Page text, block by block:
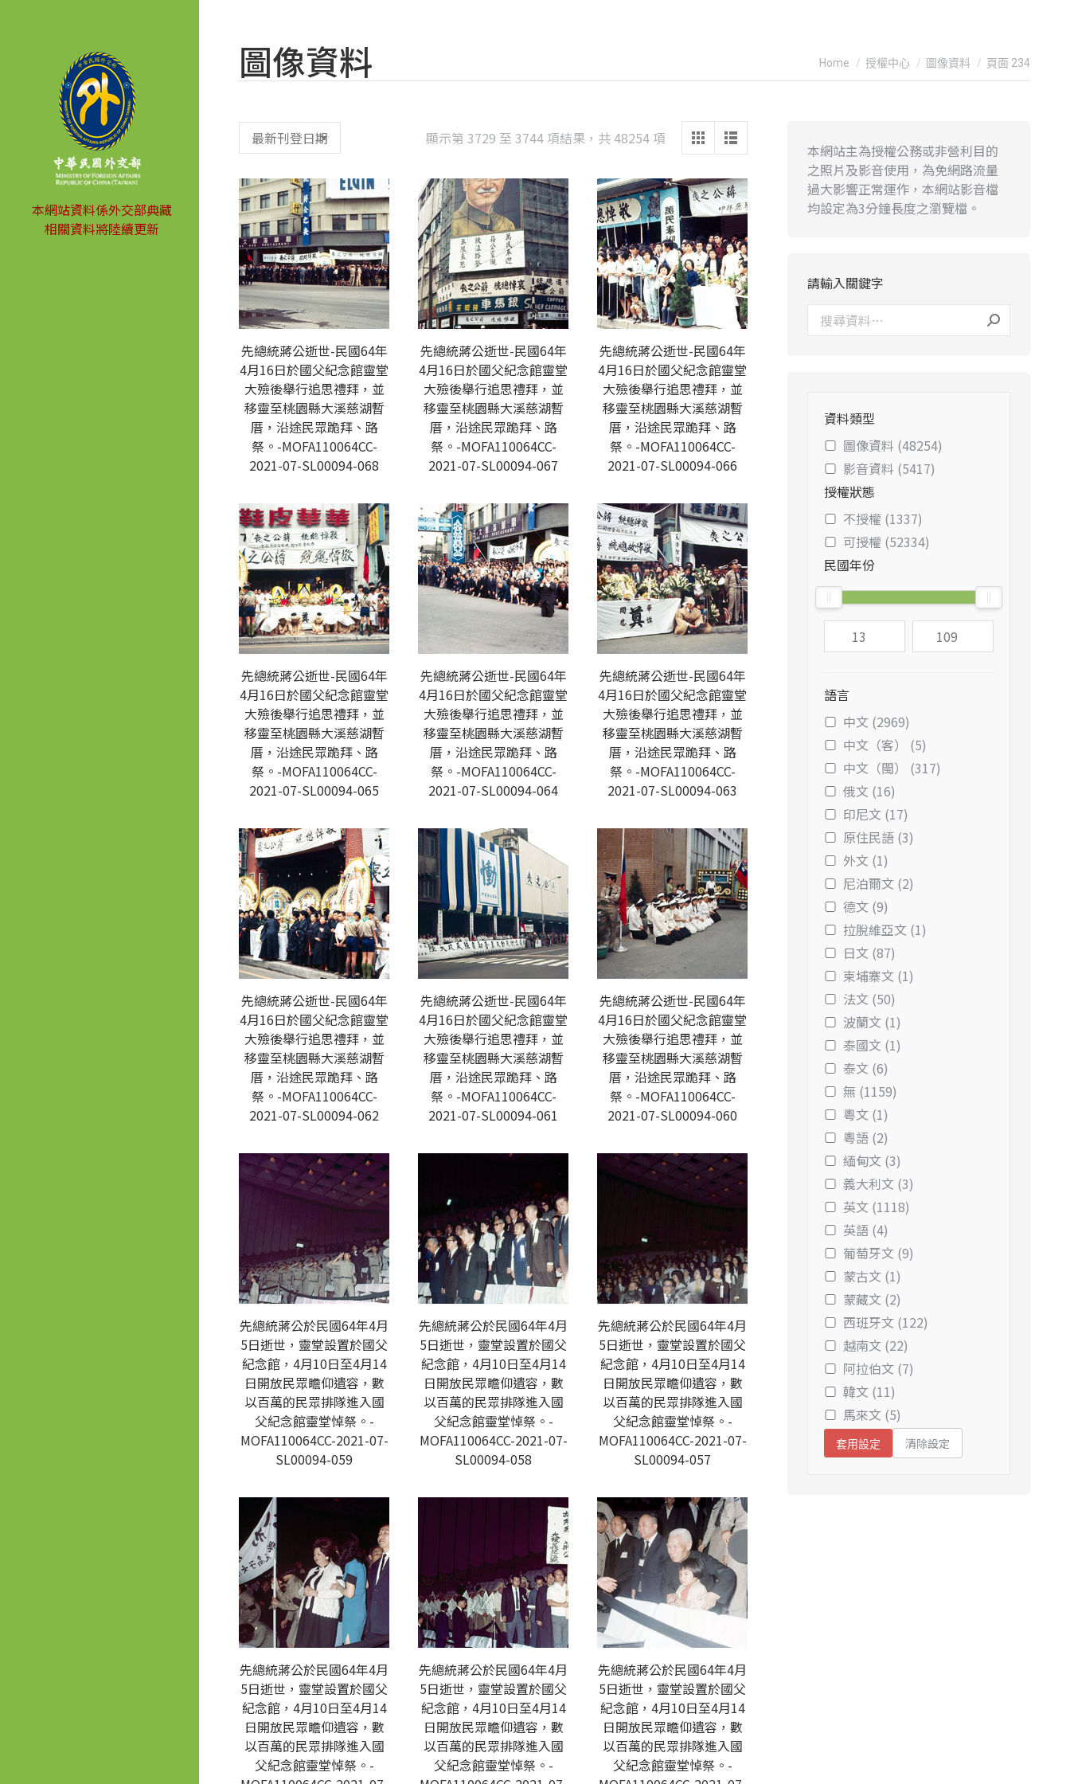
本網站資料係外交部典藏
相關資料將陸續更新
圖像資料 You are here:
Home 授權中心 圖像資料 頁面 234
顯示第 3729 至 3744 項結果，共 48254 項 Sorted
latest
先總統蔣公逝世-民國64年
4月16日於國父紀念館靈堂
大殮後舉行追思禮拜，並
移靈至桃園縣大溪慈湖暫
厝，沿途民眾跪拜、路
祭。-MOFA110064CC-
2021-07-SL00094-068
先總統蔣公逝世-民國64年
4月16日於國父紀念館靈堂
大殮後舉行追思禮拜，並
移靈至桃園縣大溪慈湖暫
厝，沿途民眾跪拜、路
祭。-MOFA110064CC-
2021-07-SL00094-067
先總統蔣公逝世-民國64年
4月16日於國父紀念館靈堂
大殮後舉行追思禮拜，並
移靈至桃園縣大溪慈湖暫
厝，沿途民眾跪拜、路
祭。-MOFA110064CC-
2021-07-SL00094-066
先總統蔣公逝世-民國64年
4月16日於國父紀念館靈堂
大殮後舉行追思禮拜，並
移靈至桃園縣大溪慈湖暫
厝，沿途民眾跪拜、路
祭。-MOFA110064CC-
2021-07-SL00094-065
先總統蔣公逝世-民國64年
4月16日於國父紀念館靈堂
大殮後舉行追思禮拜，並
移靈至桃園縣大溪慈湖暫
厝，沿途民眾跪拜、路
祭。-MOFA110064CC-
2021-07-SL00094-064
先總統蔣公逝世-民國64年
4月16日於國父紀念館靈堂
大殮後舉行追思禮拜，並
移靈至桃園縣大溪慈湖暫
厝，沿途民眾跪拜、路
祭。-MOFA110064CC-
2021-07-SL00094-063
先總統蔣公逝世-民國64年
4月16日於國父紀念館靈堂
大殮後舉行追思禮拜，並
移靈至桃園縣大溪慈湖暫
厝，沿途民眾跪拜、路
祭。-MOFA110064CC-
2021-07-SL00094-062
先總統蔣公逝世-民國64年
4月16日於國父紀念館靈堂
大殮後舉行追思禮拜，並
移靈至桃園縣大溪慈湖暫
厝，沿途民眾跪拜、路
祭。-MOFA110064CC-
2021-07-SL00094-061
先總統蔣公逝世-民國64年
4月16日於國父紀念館靈堂
大殮後舉行追思禮拜，並
移靈至桃園縣大溪慈湖暫
厝，沿途民眾跪拜、路
祭。-MOFA110064CC-
2021-07-SL00094-060
先總統蔣公於民國64年4月
5日逝世，靈堂設置於國父
紀念館，4月10日至4月14
日開放民眾瞻仰遺容，數
以百萬的民眾排隊進入國
父紀念館靈堂悼祭。-
MOFA110064CC-2021-07-
SL00094-059
先總統蔣公於民國64年4月
5日逝世，靈堂設置於國父
紀念館，4月10日至4月14
日開放民眾瞻仰遺容，數
以百萬的民眾排隊進入國
父紀念館靈堂悼祭。-
MOFA110064CC-2021-07-
SL00094-058
先總統蔣公於民國64年4月
5日逝世，靈堂設置於國父
紀念館，4月10日至4月14
日開放民眾瞻仰遺容，數
以百萬的民眾排隊進入國
父紀念館靈堂悼祭。-
MOFA110064CC-2021-07-
SL00094-057
先總統蔣公於民國64年4月
5日逝世，靈堂設置於國父
紀念館，4月10日至4月14
日開放民眾瞻仰遺容，數
以百萬的民眾排隊進入國
父紀念館靈堂悼祭。-
先總統蔣公於民國64年4月
5日逝世，靈堂設置於國父
紀念館，4月10日至4月14
日開放民眾瞻仰遺容，數
以百萬的民眾排隊進入國
父紀念館靈堂悼祭。-
先總統蔣公於民國64年4月
5日逝世，靈堂設置於國父
紀念館，4月10日至4月14
日開放民眾瞻仰遺容，數
以百萬的民眾排隊進入國
父紀念館靈堂悼祭。-
本網站主為授權公務或非營利目的
之照片及影音使用，為免網路流量
過大影響正常運作，本網站影音檔
均設定為3分鐘長度之瀏覽檔。
請輸入關鍵字
資料類型
圖像資料 (48254)
影音資料 (5417)
授權狀態
不授權 (1337)
可授權 (52334)
民國年份
語言
中文 (2969)
中文（客） (5)
中文（閩） (317)
俄文 (16)
印尼文 (17)
原住民語 (3)
外文 (1)
尼泊爾文 (2)
德文 (9)
拉脫維亞文 (1)
日文 (87)
柬埔寨文 (1)
法文 (50)
波蘭文 (1)
泰國文 (1)
泰文 (6)
無 (1159)
粵文 (1)
粵語 (2)
緬甸文 (3)
義大利文 (3)
英文 (1118)
英語 (4)
葡萄牙文 (9)
蒙古文 (1)
蒙藏文 (2)
西班牙文 (122)
越南文 (22)
阿拉伯文 (7)
韓文 (11)
馬來文 (5)
套用設定 清除設定